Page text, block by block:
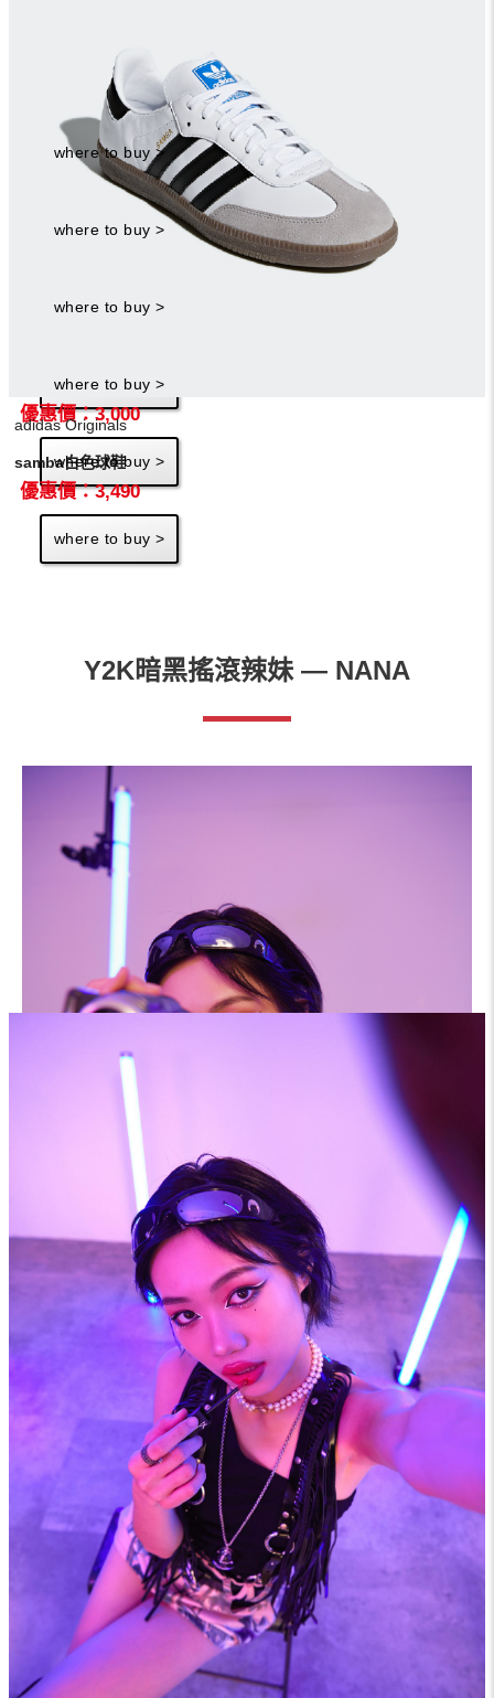
水醬氣質的少女穿搭注入一抹休閒，適時地營造出反差
感，反而讓人好感度更佳！
MALA刺繡洋裝
優惠價：11,200
where to buy >
LONGCHAMP
Box -Trot 系列綠灰色s斜背袋
where to buy >
LONGCHAMP
where to buy >
Tory Burch
where to buy >
ZARIA 戒指
優惠價：3,000
where to buy >
adidas Originals
samba白色球鞋
優惠價：3,490
where to buy >
Y2K暗黑搖滾辣妹 — NANA
粉色星球短裙、Belt 系列流蘇腰帶、GRAZIELLA系列土星環項鍊、
VERNON 系列戒指、立體土星項鍊、BELLE手提包，All by
Vivienne Westwood ; Stef 單肩背心，by ALLSAINTS ; Tres
vivier 皮革方釦長靴 by Roger Vivier。
「大家都叫我Nana，我最喜歡的漫畫就是NANA，有寫日
記的習慣，要把每天的Feelings都記下來，看我的
Instagram就知道，照片亮度都要-30 對比+7 飽和度-11，
這三個 🖤🌙🥀 是我最喜歡的emoji，底片相機拍的照片才